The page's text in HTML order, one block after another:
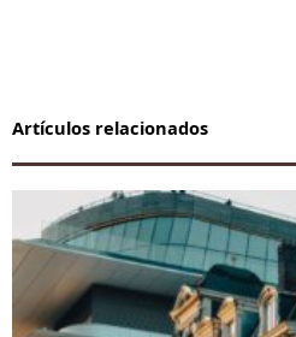
Artículos relacionados